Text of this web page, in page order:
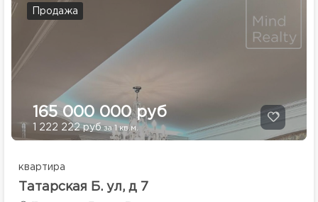
Продажа
165 000 000 руб
1 222 222 руб за 1 кв.м.
квартира
Татарская Б. ул, д 7